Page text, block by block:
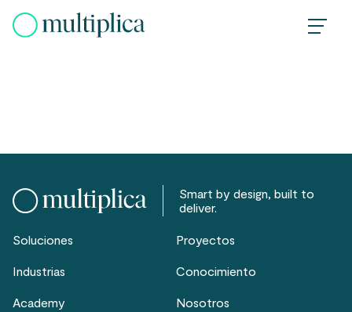
Smart by design, built to
deliver.
Soluciones Proyectos
Industrias Conocimiento
Academy Nosotros